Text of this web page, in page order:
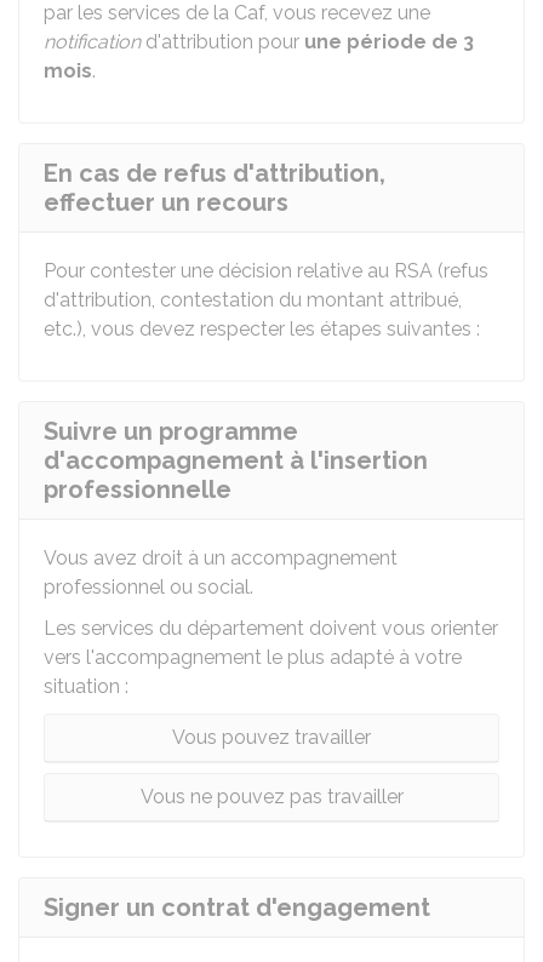
par les services de la Caf, vous recevez une
notificationd'attribution pour une période de 3
mois.
En cas de refus d'attribution,
effectuer un recours
Pour contester une décision relative au RSA (refus
d'attribution, contestation du montant attribué,
etc.), vous devez respecter les étapes suivantes :
Suivre un programme
d'accompagnement à l'insertion
professionnelle
Vous avez droit à un accompagnement
professionnel ou social.
Les services du département doivent vous orienter
vers l'accompagnement le plus adapté à votre
situation :
Vous pouvez travailler
Vous ne pouvez pas travailler
Signer un contrat d'engagement